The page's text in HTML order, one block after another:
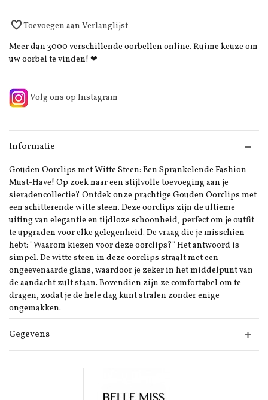
Toevoegen aan Verlanglijst
Meer dan 3000 verschillende oorbellen online. Ruime keuze om
uw oorbel te vinden! ❤
Volg ons op Instagram
Informatie
Gouden Oorclips met Witte Steen: Een Sprankelende Fashion
Must-Have! Op zoek naar een stijlvolle toevoeging aan je
sieradencollectie? Ontdek onze prachtige Gouden Oorclips met
een schitterende witte steen. Deze oorclips zijn de ultieme
uiting van elegantie en tijdloze schoonheid, perfect om je outfit
te upgraden voor elke gelegenheid. De vraag die je misschien
hebt: "Waarom kiezen voor deze oorclips?" Het antwoord is
simpel. De witte steen in deze oorclips straalt met een
ongeevenaarde glans, waardoor je zeker in het middelpunt van
de aandacht zult staan. Bovendien zijn ze comfortabel om te
dragen, zodat je de hele dag kunt stralen zonder enige
ongemakken.
Gegevens